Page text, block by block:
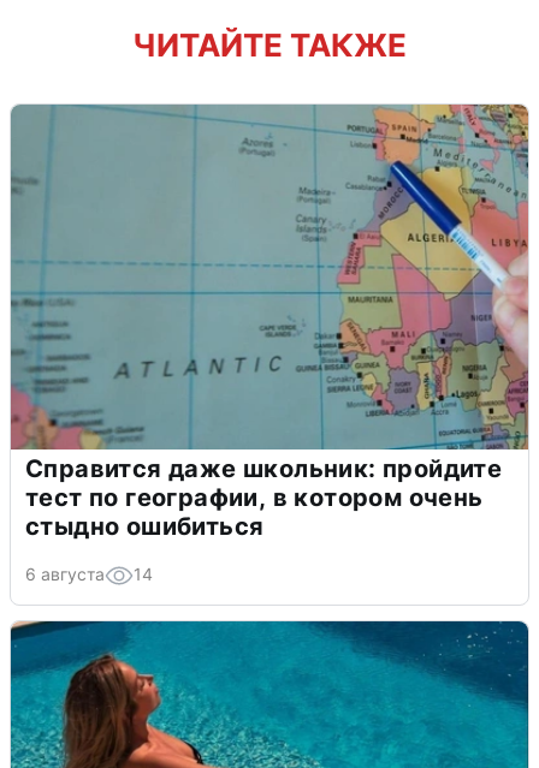
ЧИТАЙТЕ ТАКЖЕ
Справится даже школьник: пройдите
тест по географии, в котором очень
стыдно ошибиться
6 августа 14